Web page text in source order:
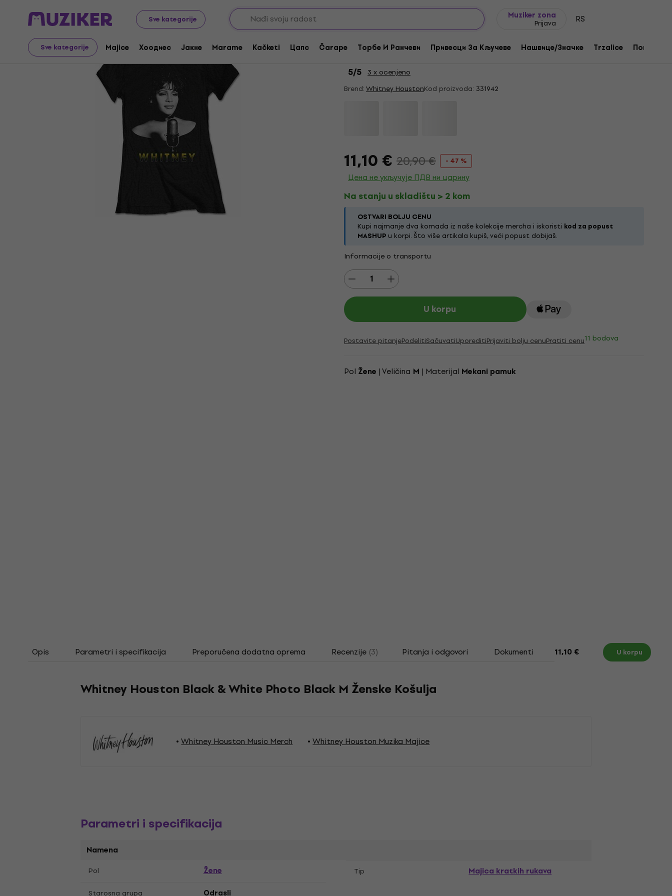
Sve kategorije
Muziker zona
Prijava RS
Sve kategorije Majice Хоодиес Јакне Marame Kačketi Цапс Čarape Торбе И Ранчеви Привесци За Кључеве Нашвице/Значке Trzalice Поклони
Merch Music Merch
Akcija
Whitney Houston Black & White Photo Black M Ženske
Košulja
5/5 3 x ocenjeno
Brend:Whitney HoustonKod proizvoda: 331942
11,10 € 20,90 € - 47 %
Цена не укључује ПДВ ни царину
Na stanju u skladištu > 2 kom
OSTVARI BOLJU CENU
Kupi najmanje dva komada iz naše kolekcije mercha i iskoristi kod za popust
MASHUP u korpi. Što više artikala kupiš, veći popust dobijaš.
Informacije o transportu
U korpu
Postavite pitanjePodelitiSačuvatiUporeditiPrijaviti bolju cenuPratiti cenu11 bodova
Pol Žene | Veličina M | Materijal Mekani pamuk
Opis Parametri i specifikacija Preporučena dodatna oprema Recenzije (3) Pitanja i odgovori Dokumenti Size Chart
11,10 € U korpu
Whitney Houston Black & White Photo Black M Ženske Košulja
Whitney Houston Music Merch Whitney Houston Muzika Majice
Parametri i specifikacija
Namena
Pol Žene Tip Majica kratkih rukava
Starosna grupa Odrasli